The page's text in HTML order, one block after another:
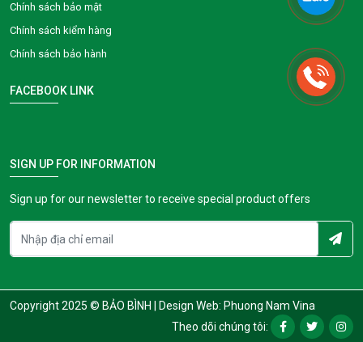
Chính sách bảo mật
Chính sách kiểm hàng
Chính sách bảo hành
FACEBOOK LINK
SIGN UP FOR INFORMATION
Sign up for our newsletter to receive special product offers
Copyright 2025 © BẢO BÌNH |
Design Web: Phuong Nam Vina
Theo dõi chúng tôi: